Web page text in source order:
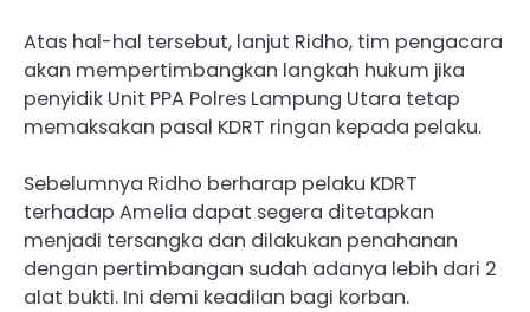
Atas hal-hal tersebut, lanjut Ridho, tim pengacara
akan mempertimbangkan langkah hukum jika
penyidik Unit PPA Polres Lampung Utara tetap
memaksakan pasal KDRT ringan kepada pelaku.
Sebelumnya Ridho berharap pelaku KDRT
terhadap Amelia dapat segera ditetapkan
menjadi tersangka dan dilakukan penahanan
dengan pertimbangan sudah adanya lebih dari 2
alat bukti. Ini demi keadilan bagi korban.